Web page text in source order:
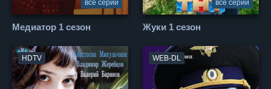
все серии
Медиатор 1 сезон
все серии
Жуки 1 сезон
HDTV WEB-DL